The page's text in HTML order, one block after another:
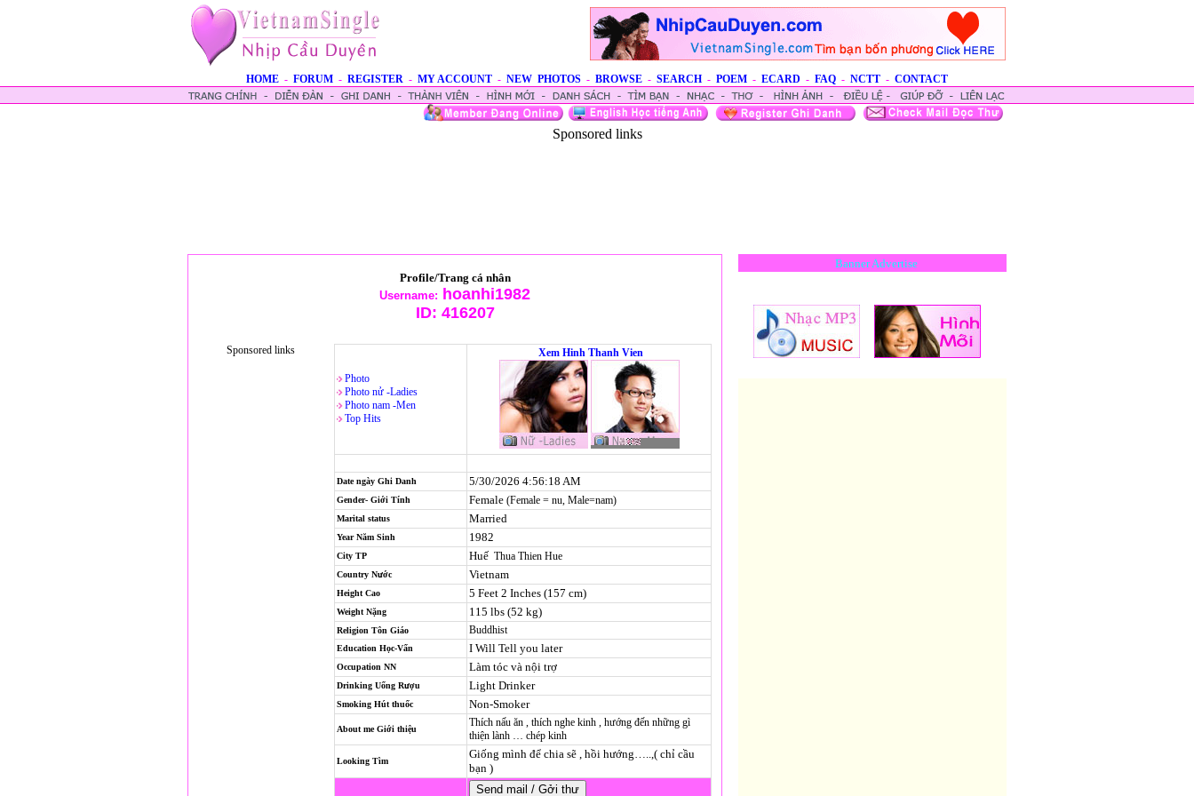
HOME - FORUM - REGISTER - MY ACCOUNT - NEW PHOTOS - BROWSE - SEARCH - POEM - ECARD - FAQ - NCTT - CONTACT
Sponsored links
Profile/Trang cá nhân
Username: hoanhi1982
ID: 416207
Sponsored links
Photo
Photo nử -Ladies
Photo nam -Men
Top Hits
Xem Hinh Thanh Vien
Date ngày Ghi Danh 5/30/2026 4:56:18 AM
Gender- Giới Tính Female (Female = nu, Male=nam)
Marital status Married
Year Năm Sinh 1982
City TP Huế Thua Thien Hue
Country Nước Vietnam
Height Cao 5 Feet 2 Inches (157 cm)
Weight Nặng 115 lbs (52 kg)
Religion Tôn Giáo Buddhist
Education Học-Vấn I Will Tell you later
Occupation NN Làm tóc và nội trợ
Drinking Uống Rượu Light Drinker
Smoking Hút thuốc Non-Smoker
About me Giới thiệu
Thích nấu ăn , thích nghe kinh , hướng đến những gì
thiện lành … chép kinh
Looking Tìm
Giống mình để chia sẽ , hồi hướng…..,( chỉ cầu
bạn )
Banner Advertise